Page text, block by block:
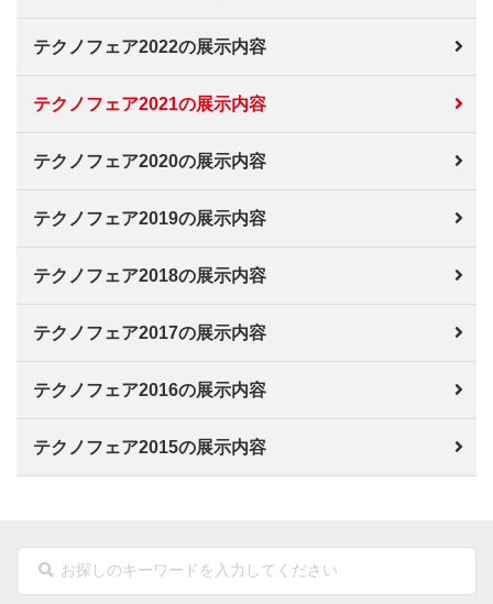
テクノフェア2022の展示内容
テクノフェア2021の展示内容
テクノフェア2020の展示内容
テクノフェア2019の展示内容
テクノフェア2018の展示内容
テクノフェア2017の展示内容
テクノフェア2016の展示内容
テクノフェア2015の展示内容